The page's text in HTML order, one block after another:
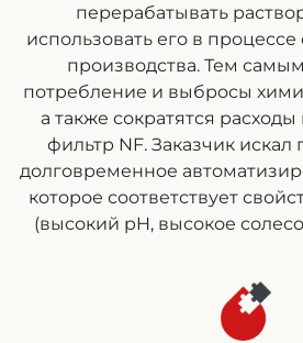
перерабатывать
использовать его в
производства. Тем
потребление и выбросы
а также сократятся
фильтр NF. Заказчик
долговременное
которое соответствует
(высокий pH, высокое